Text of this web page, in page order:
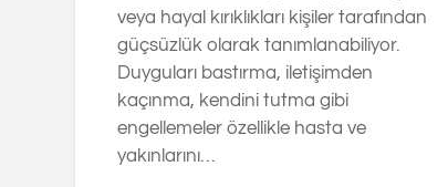
veya hayal kırıklıkları kişiler tarafından
güçsüzlük olarak tanımlanabiliyor.
Duyguları bastırma, iletişimden
kaçınma, kendini tutma gibi
engellemeler özellikle hasta ve
yakınlarını…